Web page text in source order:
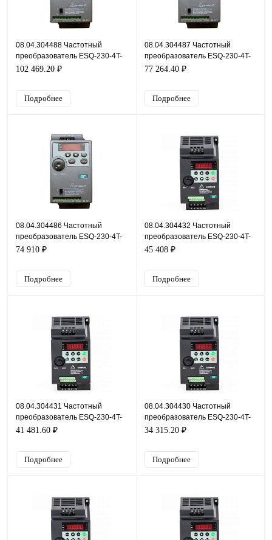
08.04.304488 Частотный
преобразователь ESQ-230-4T-
45K, 380В, 45кВт, 95А
102 469.20 ₽
Подробнее
08.04.304487 Частотный
преобразователь ESQ-230-4T-
37K, 380В, 37кВт, 75А
77 264.40 ₽
Подробнее
08.04.304486 Частотный
преобразователь ESQ-230-4T-
30K, 380В, 30кВт, 65А
74 910 ₽
Подробнее
08.04.304432 Частотный
преобразователь ESQ-230-4T-
22K, 380В, 22кВт, 45А
45 408 ₽
Подробнее
08.04.304431 Частотный
преобразователь ESQ-230-4T-
18.5K, 380В, 18,5кВт, 37А
41 481.60 ₽
Подробнее
08.04.304430 Частотный
преобразователь ESQ-230-4T-
15K, 380В, 15кВт, 32А
34 315.20 ₽
Подробнее